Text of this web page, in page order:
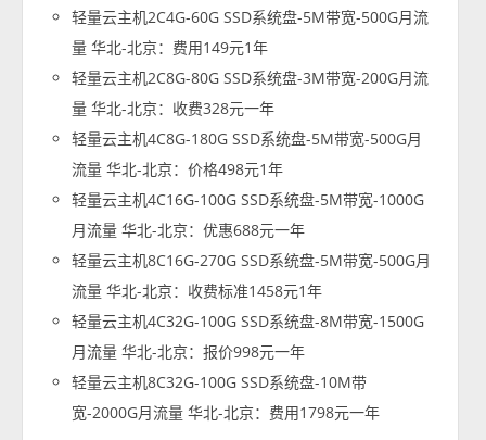
轻量云主机2C4G-60G SSD系统盘-5M带宽-500G月流
量 华北-北京：费用149元1年
轻量云主机2C8G-80G SSD系统盘-3M带宽-200G月流
量 华北-北京：收费328元一年
轻量云主机4C8G-180G SSD系统盘-5M带宽-500G月
流量 华北-北京：价格498元1年
轻量云主机4C16G-100G SSD系统盘-5M带宽-1000G
月流量 华北-北京：优惠688元一年
轻量云主机8C16G-270G SSD系统盘-5M带宽-500G月
流量 华北-北京：收费标准1458元1年
轻量云主机4C32G-100G SSD系统盘-8M带宽-1500G
月流量 华北-北京：报价998元一年
轻量云主机8C32G-100G SSD系统盘-10M带
宽-2000G月流量 华北-北京：费用1798元一年